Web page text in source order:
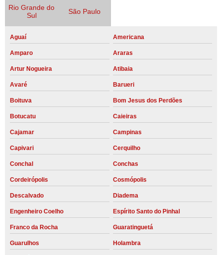
Rio Grande do
Sul
São Paulo
Aguaí Americana
Amparo Araras
Artur Nogueira Atibaia
Avaré Barueri
Boituva Bom Jesus dos Perdões
Botucatu Caieiras
Cajamar Campinas
Capivari Cerquilho
Conchal Conchas
Cordeirópolis Cosmópolis
Descalvado Diadema
Engenheiro Coelho Espírito Santo do Pinhal
Franco da Rocha Guaratinguetá
Guarulhos Holambra